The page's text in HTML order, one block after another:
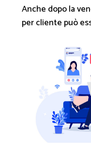
Anche dopo la
per cliente può